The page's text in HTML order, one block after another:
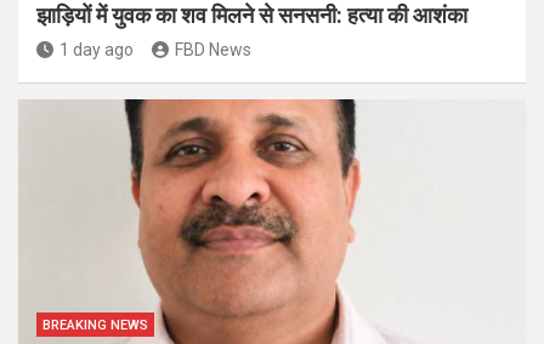
झाड़ियों में युवक का शव मिलने से सनसनी: हत्या की आशंका
1 day ago FBD News
BREAKING NEWS